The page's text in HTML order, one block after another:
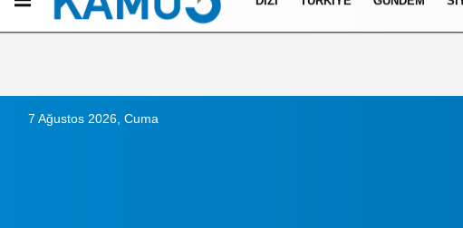
İletişim Çerez Politikası
7 Ağustos 2026, Cuma